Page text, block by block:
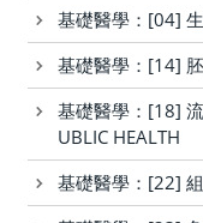
基礎醫學：[04]
基礎醫學：[14]
基礎醫學：[18]
UBLIC HEALTH
基礎醫學：[22]